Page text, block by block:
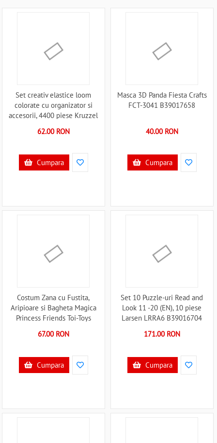
Set creativ elastice loom
colorate cu organizator si
accesorii, 4400 piese Kruzzel
62.00 RON
Cumpara
Masca 3D Panda Fiesta Crafts
FCT-3041 B39017658
40.00 RON
Cumpara
Costum Zana cu Fustita,
Aripioare si Bagheta Magica
Princess Friends Toi-Toys
67.00 RON
Cumpara
Set 10 Puzzle-uri Read and
Look 11 -20 (EN), 10 piese
Larsen LRRA6 B39016704
171.00 RON
Cumpara